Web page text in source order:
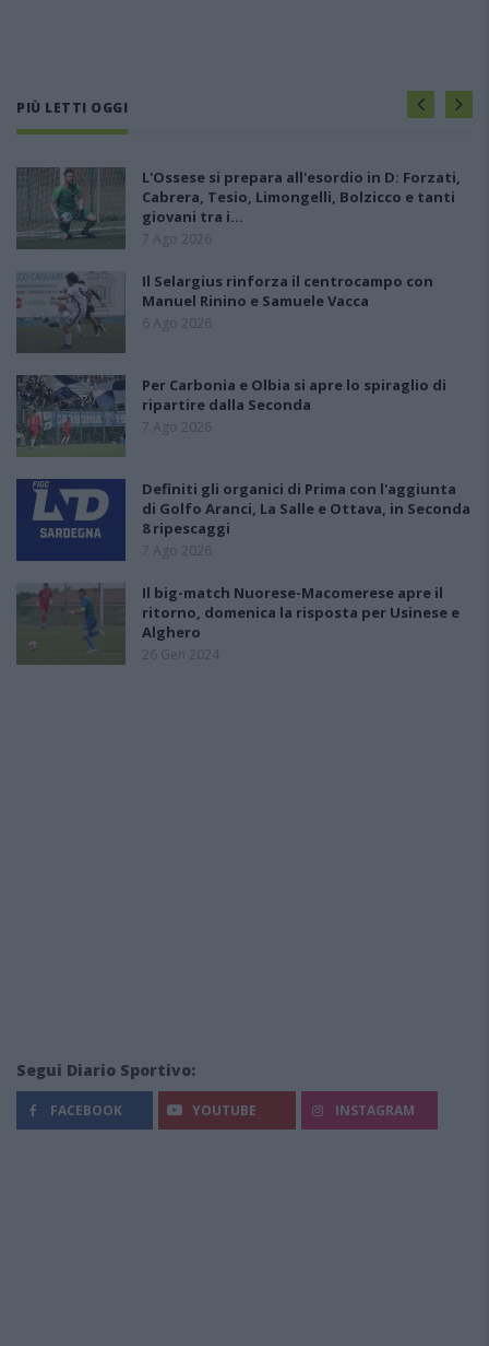
PIÙ LETTI OGGI
L'Ossese si prepara all'esordio in D: Forzati,
Cabrera, Tesio, Limongelli, Bolzicco e tanti
giovani tra i…
7 Ago 2026
Il Selargius rinforza il centrocampo con
Manuel Rinino e Samuele Vacca
6 Ago 2026
Per Carbonia e Olbia si apre lo spiraglio di
ripartire dalla Seconda
7 Ago 2026
Definiti gli organici di Prima con l'aggiunta
di Golfo Aranci, La Salle e Ottava, in Seconda
8 ripescaggi
7 Ago 2026
Il big-match Nuorese-Macomerese apre il
ritorno, domenica la risposta per Usinese e
Alghero
26 Gen 2024
Segui Diario Sportivo:
FACEBOOK YOUTUBE INSTAGRAM